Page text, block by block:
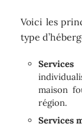
Voici les
type
maison
région.
Services